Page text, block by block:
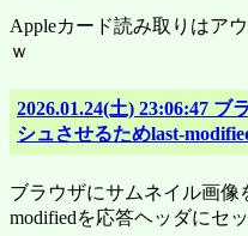
Appleカード読み取りはア
ｗ
2026.01.24(土) 23:06:47
シュさせるためlast-
ブラウザにサムネイル画像
modifiedを応答ヘッダにセ